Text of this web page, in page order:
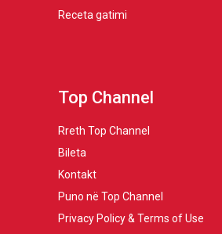
Receta gatimi
Top Channel
Rreth Top Channel
Bileta
Kontakt
Puno në Top Channel
Privacy Policy & Terms of Use